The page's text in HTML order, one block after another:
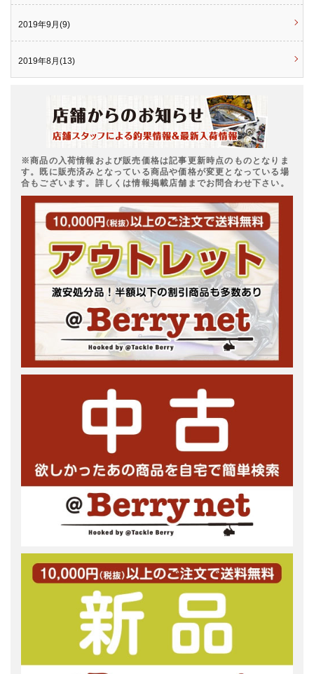
2019年9月(9)
2019年8月(13)
※商品の入荷情報および販売価格は記事更新時点のものとなりま
す。既に販売済みとなっている商品や価格が変更となっている場
合もございます。詳しくは情報掲載店舗までお問合わせ下さい。